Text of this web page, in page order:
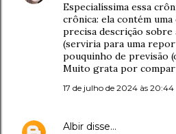
Especialíssima essa
crônica: ela contém
precisa descrição
(serviria para uma
pouquinho de previsão
Muito grata por
17 de julho de 2024 às 20:44
Albir disse…